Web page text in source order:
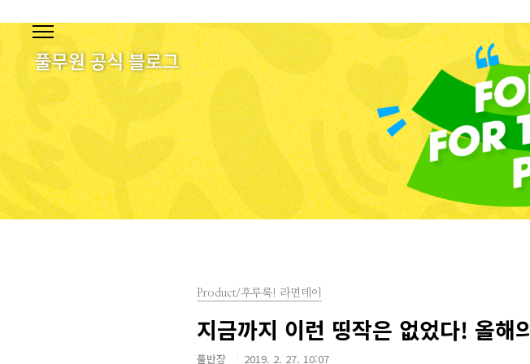
Product/후루룩! 라면데이
지금까지 이런 띵작은 없었다! 올해
풀반장 2019. 2. 27. 10:07